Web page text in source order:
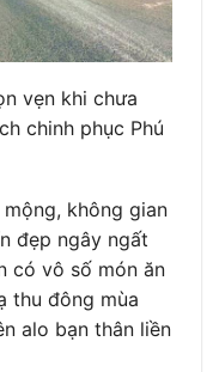
vẹn khi chưa
chinh phục Phú
không gian
đẹp ngây ngất
có vô số món ăn
thu đông mùa
alo bạn thân liền